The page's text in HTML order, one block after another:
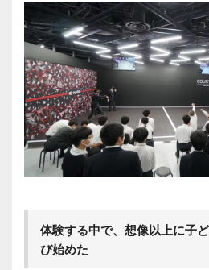
体験する中で、想像以上に子
び始めた